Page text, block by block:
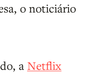
o noticiário
a Netflix